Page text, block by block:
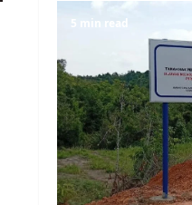
5
1
5 min read